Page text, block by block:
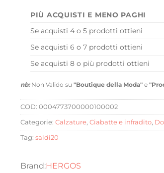
PIÙ ACQUISTI E MENO PAGHI
Se acquisti 4 o 5 prodotti ottieni
Se acquisti 6 o 7 prodotti ottieni
Se acquisti 8 o più prodotti ottieni
nb:Non Valido su "Boutique della Moda" e
COD: 0004773700000100002
Categorie: Calzature, Ciabatte e infradito,
Tag: saldi20
HERGOS